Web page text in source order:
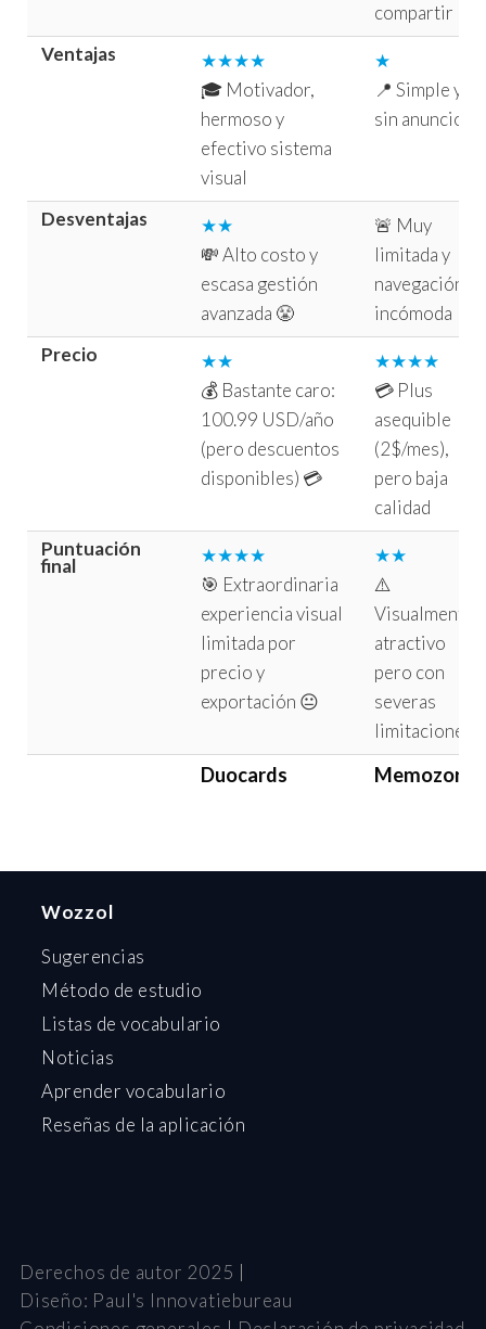
compartir
Ventajas
★★★★
🎓 Motivador,
hermoso y
efectivo sistema
visual
★
📍 Simple y
sin anuncios.
Desventajas
★★
💸 Alto costo y
escasa gestión
avanzada 😤
🚨 Muy
limitada y
navegación
incómoda
Precio
★★
💰 Bastante caro:
100.99 USD/año
(pero descuentos
disponibles) 💳
★★★★
💳 Plus
asequible
(2$/mes),
pero baja
calidad
Puntuación
final
★★★★
🎯 Extraordinaria
experiencia visual
limitada por
precio y
exportación 😐
★★
⚠️
Visualmente
atractivo
pero con
severas
limitaciones
Duocards Memozora
Wozzol
Sugerencias
Método de estudio
Listas de vocabulario
Noticias
Aprender vocabulario
Reseñas de la aplicación
Derechos de autor 2025
Diseño: Paul's Innovatiebureau